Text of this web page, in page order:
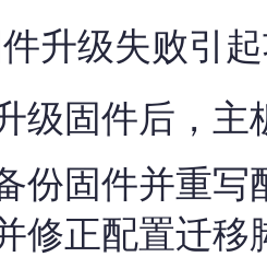
升级失败引
级固件后，
份固件并重
修正配置迁